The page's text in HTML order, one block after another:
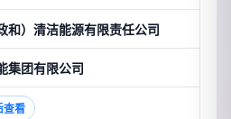
和）清洁能源有限责任公司
集团有限公司
查看